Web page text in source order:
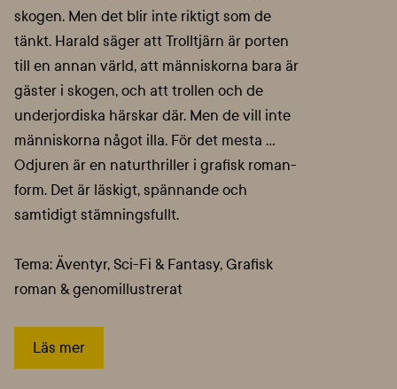
skogen. Men det blir inte riktigt som de
tänkt. Harald säger att Trolltjärn är porten
till en annan värld, att människorna bara är
gäster i skogen, och att trollen och de
underjordiska härskar där. Men de vill inte
människorna något illa. För det mesta …
Odjuren är en naturthriller i grafisk roman-
form. Det är läskigt, spännande och
samtidigt stämningsfullt.
Tema: Äventyr, Sci-Fi & Fantasy, Grafisk
roman & genomillustrerat
Läs mer